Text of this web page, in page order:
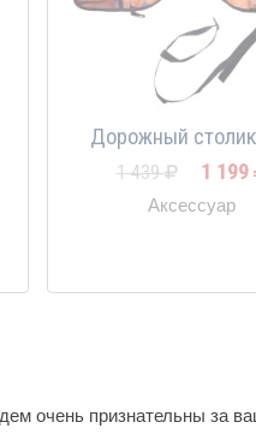
Дорожный
1 439 1 199
Аксессуар
очень признательны за